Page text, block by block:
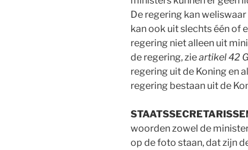
De regering kan
kan ook uit slechts één of
regering niet alleen uit
de regering, zieartikel 42
regering uit de Koning en
regering bestaan uit de
woorden zowel de
op de foto staan, dat zijn